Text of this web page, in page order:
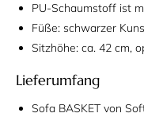
PU-Schaumstoff ist
Füße: schwarzer
Sitzhöhe: ca. 42 cm,
Lieferumfang
Sofa BASKET von